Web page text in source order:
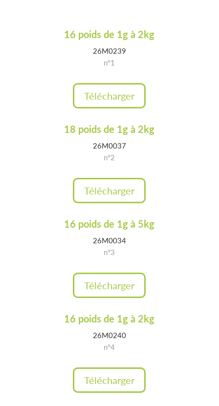
16 poids de 1g à 2kg
26M0239
n°1
Télécharger
18 poids de 1g à 2kg
26M0037
n°2
Télécharger
16 poids de 1g à 5kg
26M0034
n°3
Télécharger
16 poids de 1g à 2kg
26M0240
n°4
Télécharger